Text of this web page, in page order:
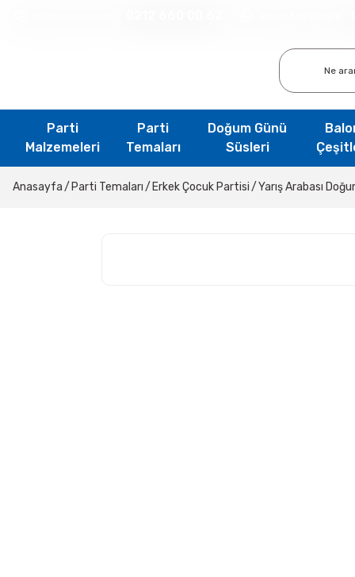
Parti
Malzemeleri
Parti
Temaları
Doğum Günü
Süsleri
Anasayfa Parti Temaları Erkek Çocuk Partisi Yarış Arabası